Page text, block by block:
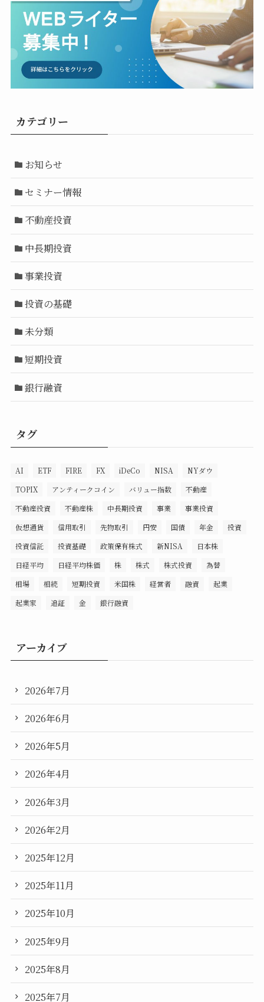
カテゴリー
お知らせ
セミナー情報
不動産投資
中長期投資
事業投資
投資の基礎
未分類
短期投資
銀行融資
タグ
AI ETF FIRE FX iDeCo NISA
NYダウ
TOPIX
アンティークコイン バリュー指数
不動産
不動産投資
不動産株 中長期投資 事業
事業投資
仮想通貨
信用取引 先物取引 円安 国債 年金
投資
投資信託
投資基礎 政策保有株式 新NISA
日本株
日経平均
日経平均株価 株 株式 株式投資
為替
相場
相続 短期投資 米国株 経営者 融資
起業
起業家
追証 金 銀行融資
アーカイブ
2026年7月
2026年6月
2026年5月
2026年4月
2026年3月
2026年2月
2025年12月
2025年11月
2025年10月
2025年9月
2025年8月
2025年7月